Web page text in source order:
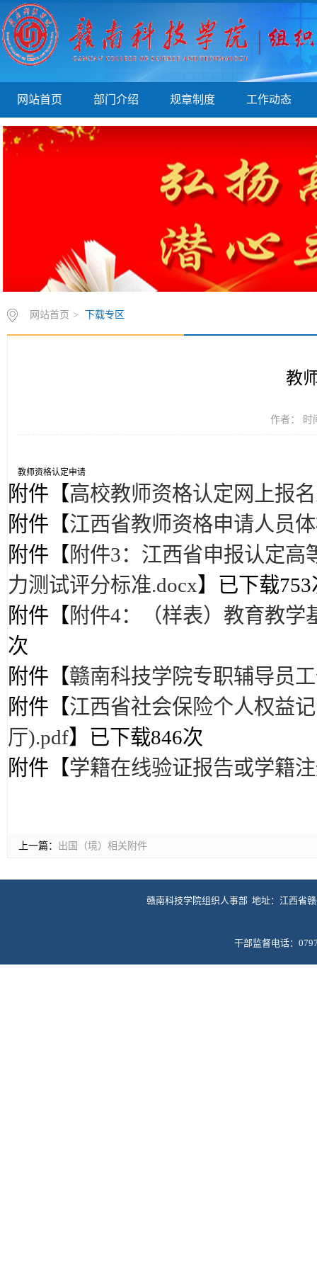
网站首页 部门介绍 规章制度 工作动态
网站首页 > 下载专区
教
作者： 时
教师资格认定申请
附件【高校教师资格认定网上报
附件【江西省教师资格申请人员
附件【 附件3：江西省申报认定
力测试评分标准.docx】已下载753
附件【 附件4：（样表）教育教学
次
附件【赣南科技学院专职辅导员
附件【江西省社会保险个人权益
厅).pdf】已下载846次
附件【学籍在线验证报告或学籍
上一篇： 出国（境）相关附件
赣南科技学院组织人事部 地址：江西省
干部监督电话：